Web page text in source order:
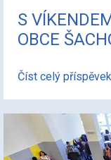
S
OBCE
Číst celý příspěvek